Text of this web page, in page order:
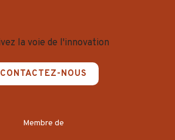
CONTACTEZ-NOUS
Membre de